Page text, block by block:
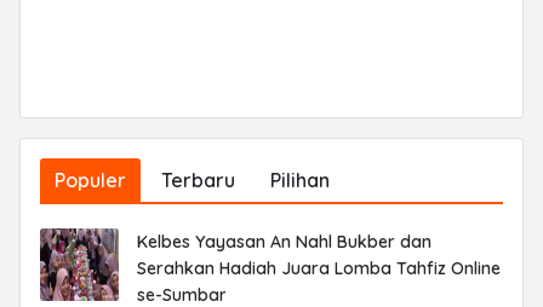
Populer Terbaru Pilihan
Kelbes Yayasan An Nahl Bukber dan
Serahkan Hadiah Juara Lomba Tahfiz Online
se-Sumbar